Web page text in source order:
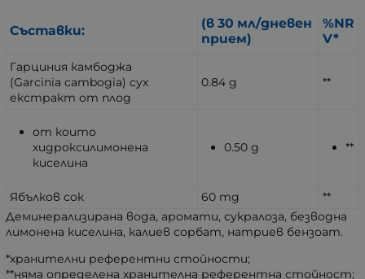
Съставки:
(в 30 мл/дневен
прием)
%NR
V*
Гарциния камбоджа
(Garcinia cambogia) сух
екстракт от плод
0.84 g **
от които
хидроксилимонена
киселина
0.50 g **
Ябълков сок 60 mg
**
Деминерализирана вода, аромати, сукралоза, безводна
лимонена киселина, калиев сорбат, натриев бензоат.
*хранителни референтни стойности;
**няма определена хранителна референтна стойност;